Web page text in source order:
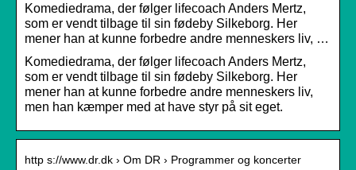
Komediedrama, der følger lifecoach Anders Mertz,
som er vendt tilbage til sin fødeby Silkeborg. Her
mener han at kunne forbedre andre menneskers liv, …
Komediedrama, der følger lifecoach Anders Mertz,
som er vendt tilbage til sin fødeby Silkeborg. Her
mener han at kunne forbedre andre menneskers liv,
men han kæmper med at have styr på sit eget.
http s://www.dr.dk › Om DR › Programmer og koncerter